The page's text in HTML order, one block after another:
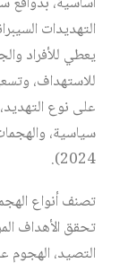
التهديدات
يعطي للأفراد
للاستهداف،
على نوع
2024).
تصنف أنواع
تحقق الأهداف